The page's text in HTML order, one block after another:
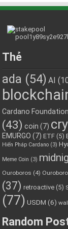
Thẻ
ada (54) AI
Cardano Foundation
(43) coin (7)
EMURGO (7) ETF (5)
Hiến Pháp Cardano (3)
Meme Coin (3)
Ouroboros (4)
(37) retroactive (5)
(77) USDM (6)
Random